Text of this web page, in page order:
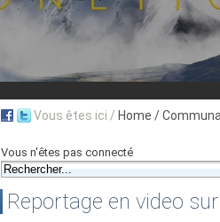
Vous êtes ici / Home /
Vous n'êtes pas connecté
Reportage en video